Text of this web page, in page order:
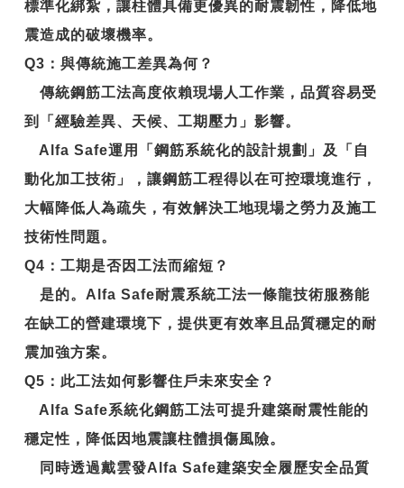
標準化綁紮，讓柱體具備更優異的耐震韌性 ，降低地
震造成的破壞機率。
Q3 ：與傳統施工差異為何？
傳統鋼筋工法高度依賴現場人工作業，品質容易受
到「經驗差異、天候、工期壓力」影響。
Alfa Safe運用「鋼筋系統化的設計規劃」及「自
動化加工技術」，讓鋼筋工程得以在可控環境進行，
大幅降低人為疏失，有效解決工地現場之勞力及施工
技術性問題。
Q4 ：工期是否因工法而縮短？
是的。Alfa Safe耐震系統工法一條龍技術服務能
在缺工的營建環境下，提供更有效率且品質穩定的耐
震加強方案。
Q5 ：此工法如何影響住戶未來安全？
Alfa Safe系統化鋼筋工法可提升建築耐震性能的
穩定性，降低因地震讓柱體損傷風險。
同時透過戴雲發Alfa Safe建築安全履歷安全品質